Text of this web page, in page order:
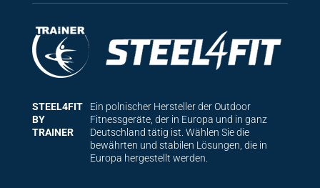
STEEL4FIT
BY
TRAINER
Ein polnischer Hersteller der Outdoor
Fitnessgeräte, der in Europa und in ganz
Deutschland tätig ist. Wählen Sie die
bewährten und stabilen Lösungen, die in
Europa hergestellt werden.